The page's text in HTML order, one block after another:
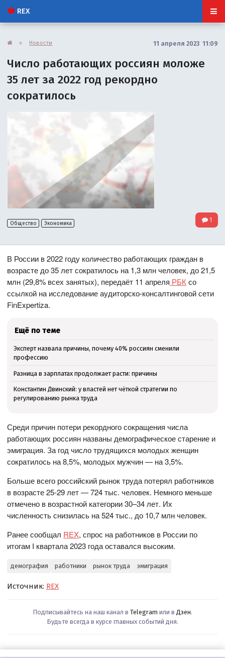
REX
» Новости 11 апреля 2023 11:09
Число работающих россиян моложе
35 лет за 2022 год рекордно
сократилось
Общество Экономика 1
В России в 2022 году количество работающих граждан в
возрасте до 35 лет сократилось на 1,3 млн человек, до 21,5
млн (29,8% всех занятых), передаёт 11 апреля РБК со
ссылкой на исследование аудиторско-консалтинговой сети
FinExpertiza.
Ещё по теме
Эксперт назвала причины, почему 40% россиян сменили
профессию
Разница в зарплатах продолжает расти: причины
Константин Двинский: у властей нет чёткой стратегии по
регулированию рынка труда
Среди причин потери рекордного сокращения числа
работающих россиян названы демографическое старение и
эмиграция. За год число трудящихся молодых женщин
сократилось на 8,5%, молодых мужчин — на 3,5%.
Больше всего российский рынок труда потерял работников
в возрасте 25-29 лет — 724 тыс. человек. Немного меньше
отмечено в возрастной категории 30–34 лет. Их
численность снизилась на 524 тыс., до 10,7 млн человек.
Ранее сообщал REX, спрос на работников в России по
итогам I квартала 2023 года оставался высоким.
демография работники рынок труда эмиграция
Источник: REX
Подписывайтесь на наш канал в Telegram или в Дзен.
Будьте всегда в курсе главных событий дня.